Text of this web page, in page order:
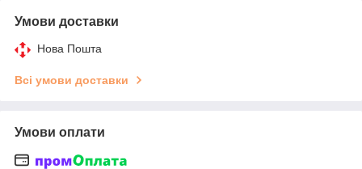
Умови доставки
Нова Пошта
Всі умови доставки
Умови оплати